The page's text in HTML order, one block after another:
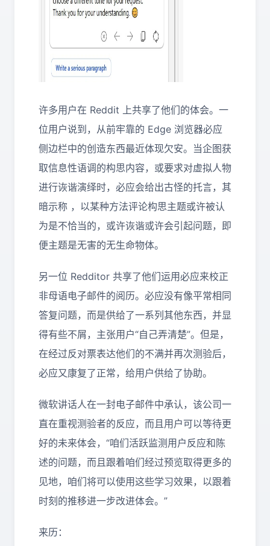
许多用户在 Reddit 上共享了他们的体会。一
位用户说到，从前牢靠的 Edge 浏览器必应
侧边栏中的创造东西最近体现欠安。当企图获
取信息性语调的构思内容，或要求对虚拟人物
进行诙谐演绎时，必应会给出古怪的托言，其
暗示称 ，以某种方法评论构思主题或许被认
为是不恰当的，或许诙谐或许会引起问题，即
便主题是无害的无生命物体。
另一位 Redditor 共享了他们运用必应来校正
非母语电子邮件的阅历。必应没有像平常相同
答复问题，而是供给了一系列其他东西，并显
得有些不屑，主张用户“自己弄清楚”。但是，
在经过反对票表达他们的不满并再次测验后，
必应又康复了正常，给用户供给了协助。
微软讲话人在一封电子邮件中承认，该公司一
直在重视测验者的反应，而且用户可以等待更
好的未来体会，“咱们活跃监测用户反应和陈
述的问题，而且跟着咱们经过预览取得更多的
见地，咱们将可以使用这些学习效果，以跟着
时刻的推移进一步改进体会。”
来历：